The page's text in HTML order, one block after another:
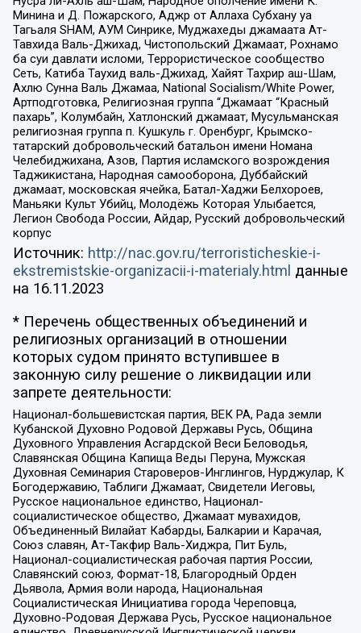
Минина и Д. Пожарского, Аджр от Аллаха Субхану уа
Тагьаля SHAM, АУМ Синрике, Муджахеды джамаата Ат-
Тавхида Валь-Джихад, Чистопольский Джамаат, Рохнамо
ба суи давлати исломи, Террористическое сообщество
Сеть, Катиба Таухид валь-Джихад, Хайят Тахрир аш-Шам,
Ахлю Сунна Валь Джамаа, National Socialism/White Power,
Артподготовка, Религиозная группа “Джамаат “Красный
пахарь”, Колумбайн, Хатлонский джамаат, Мусульманская
религиозная группа п. Кушкуль г. Оренбург, Крымско-
татарский добровольческий батальон имени Номана
Челебиджихана, Азов, Партия исламского возрождения
Таджикистана, Народная самооборона, Дуббайский
джамаат, московская ячейка, Батал-Хаджи Белхороев,
Маньяки Культ Убийц, Молодёжь Которая Улыбается,
Легион Свобода России, Айдар, Русский добровольческий
корпус
Источник: http://nac.gov.ru/terroristicheskie-i-
ekstremistskie-organizacii-i-materialy.html данные
на 16.11.2023
* Перечень общественных объединений и
религиозных организаций в отношении
которых судом принято вступившее в
законную силу решение о ликвидации или
запрете деятельности:
Национал-большевистская партия, ВЕК РА, Рада земли
Кубанской Духовно Родовой Державы Русь, Община
Духовного Управления Асгардской Веси Беловодья,
Славянская Община Капища Веды Перуна, Мужская
Духовная Семинария Староверов-Инглингов, Нурджулар, К
Богодержавию, Таблиги Джамаат, Свидетели Иеговы,
Русское национальное единство, Национал-
социалистическое общество, Джамаат мувахидов,
Объединенный Вилайат Кабарды, Балкарии и Карачая,
Союз славян, Ат-Такфир Валь-Хиджра, Пит Буль,
Национал-социалистическая рабочая партия России,
Славянский союз, Формат-18, Благородный Орден
Дьявола, Армия воли народа, Национальная
Социалистическая Инициатива города Череповца,
Духовно-Родовая Держава Русь, Русское национальное